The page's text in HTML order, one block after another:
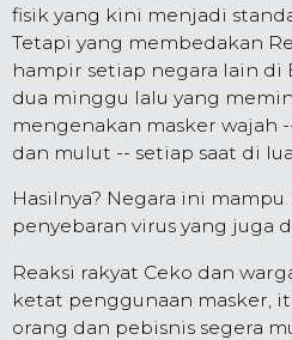
fisik yang kini menjadi
Tetapi yang membedakan
hampir setiap negara lain di
dua minggu lalu yang
mengenakan masker wajah
dan mulut -- setiap saat di
Hasilnya? Negara ini
penyebaran virus yang juga
Reaksi rakyat Ceko dan
ketat penggunaan masker,
orang dan pebisnis segera